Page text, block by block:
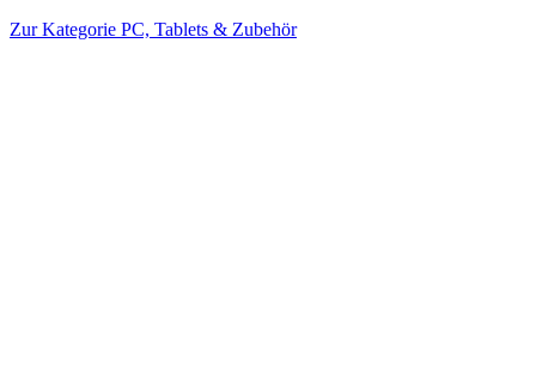
Zur Kategorie PC, Tablets & Zubehör